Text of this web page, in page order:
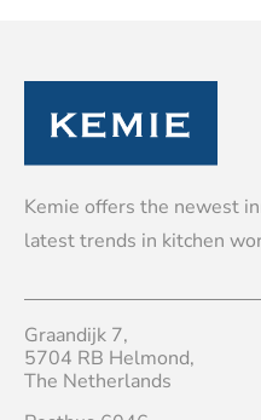
Kemie offers the newest
latest trends in kitchen
Graandijk 7,
5704 RB Helmond,
The Netherlands